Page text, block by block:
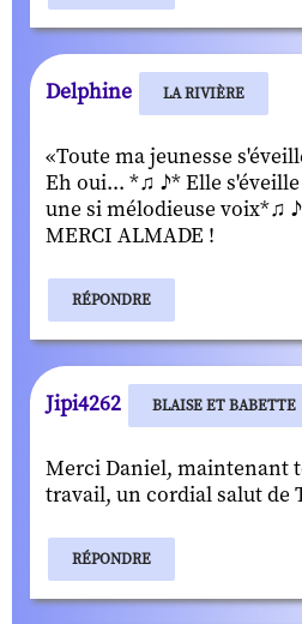
Delphine LA RIVIÈRE
«Toute ma jeunesse
Eh oui... *♫ ♪* Elle
une si mélodieuse voix*♫
MERCI ALMADE !
RÉPONDRE
Jipi4262 BLAISE ET BABETTE
Merci Daniel, maintenant
travail, un cordial salut de
RÉPONDRE